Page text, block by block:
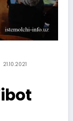
21.10.2021